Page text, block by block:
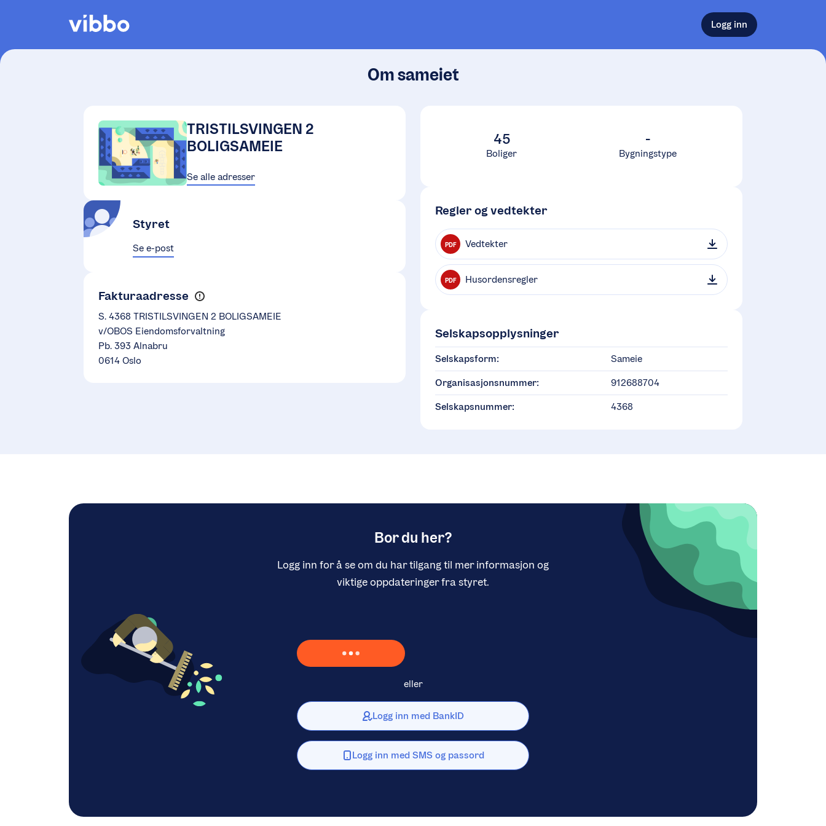
Logg inn
Om sameiet
TRISTILSVINGEN 2
BOLIGSAMEIE
Se alle adresser
Styret
Se e-post
Fakturaadresse
S. 4368 TRISTILSVINGEN 2 BOLIGSAMEIE
v/OBOS Eiendomsforvaltning
Pb. 393 Alnabru
0614 Oslo
45
Boliger
-
Bygningstype
Regler og vedtekter
PDF Vedtekter
PDF Husordensregler
Selskapsopplysninger
Selskapsform: Sameie
Organisasjonsnummer: 912688704
Selskapsnummer: 4368
Bor du her?
Logg inn for å se om du har tilgang til mer informasjon og
viktige oppdateringer fra styret.
Laster inn Vipps …
eller
Logg inn med BankID
Logg inn med SMS og passord